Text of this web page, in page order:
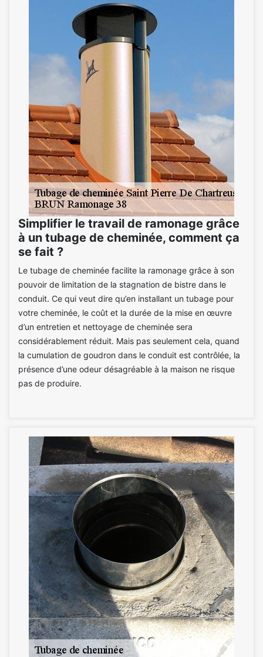
Simplifier le travail de ramonage grâce
à un tubage de cheminée, comment ça
se fait ?
Le tubage de cheminée facilite la ramonage grâce à son
pouvoir de limitation de la stagnation de bistre dans le
conduit. Ce qui veut dire qu’en installant un tubage pour
votre cheminée, le coût et la durée de la mise en œuvre
d’un entretien et nettoyage de cheminée sera
considérablement réduit. Mais pas seulement cela, quand
la cumulation de goudron dans le conduit est contrôlée, la
présence d’une odeur désagréable à la maison ne risque
pas de produire.